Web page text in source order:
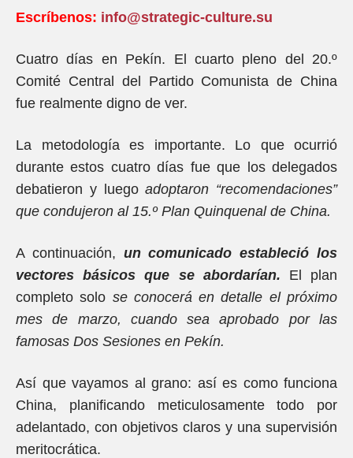
Escríbenos: info@strategic-culture.su
Cuatro días en Pekín. El cuarto pleno del 20.º
Comité Central del Partido Comunista de China
fue realmente digno de ver.
La metodología es importante. Lo que ocurrió
durante estos cuatro días fue que los delegados
debatieron y luegoadoptaron “recomendaciones”
que condujeron al 15.º Plan Quinquenal de China.
A continuación, un comunicado estableció los
vectores básicos que se abordarían. El plan
completo solo se conocerá en detalle el próximo
mes de marzo, cuando sea aprobado por las
famosas Dos Sesiones en Pekín.
Así que vayamos al grano: así es como funciona
China, planificando meticulosamente todo por
adelantado, con objetivos claros y una supervisión
meritocrática.